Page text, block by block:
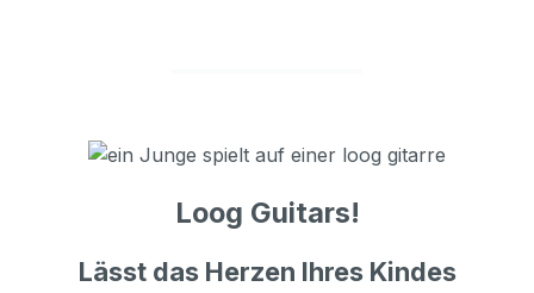
Loog Guitars!
Lässt das Herzen Ihres Kindes